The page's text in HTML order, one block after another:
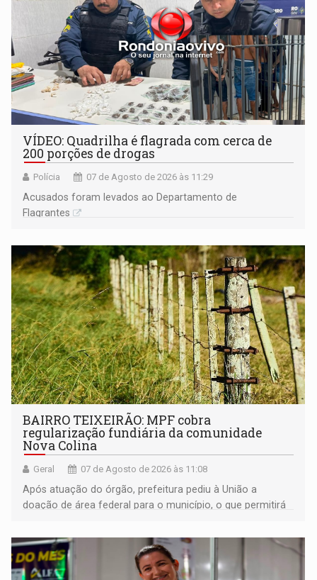
VÍDEO: Quadrilha é flagrada com cerca de
200 porções de drogas
Polícia 07 de Agosto de 2026 às 11:29
Acusados foram levados ao Departamento de
Flagrantes
BAIRRO TEIXEIRÃO: MPF cobra
regularização fundiária da comunidade
Nova Colina
Geral 07 de Agosto de 2026 às 11:08
Após atuação do órgão, prefeitura pediu à União a
doação de área federal para o município, o que permitirá